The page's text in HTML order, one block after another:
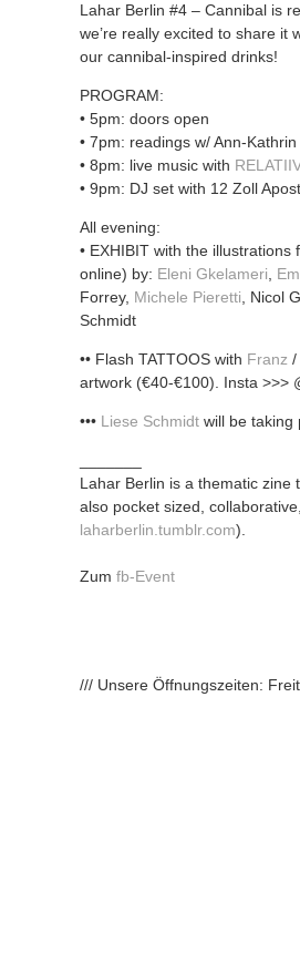
Lahar Berlin #4 – Cannibal is
we’re really excited to share it
our cannibal-inspired drinks!
PROGRAM:
• 5pm: doors open
• 7pm: readings w/ Ann-
• 8pm: live music with
• 9pm: DJ set with 12 Zoll
All evening:
• EXHIBIT with the
online) by: Eleni Gkelameri
Forrey, Michele Pieretti , Nicol
Schmidt
•• Flash TATTOOS with Franz /
artwork (€40-€100). Insta >>>
••• Liese Schmidt will be taking
Lahar Berlin is a thematic zine
also pocket sized,
laharberlin.tumblr.com).
Zum fb-Event
/// Unsere Öffnungszeiten: